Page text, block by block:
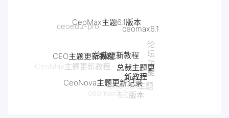
ceoedu-pro
CeoMax主题6.1版本
ceomax6.1
论
坛
功
能
CeoMax主题更新教程
CEO主题更新教程总裁更新教程
总裁主题更
新教程
CeoMax主题
5.0版本
ceomax5.0
CeoNova主题更新记录